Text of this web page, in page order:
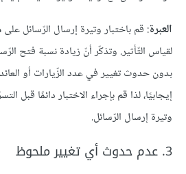
العبرة: قم باختبار وتيرة إرسال الرّسائل
لقياس التّأثير. وتذكّر أنّ زيادة نسبة فتح
بدون حدوث تغيير في عدد الزّيارات أو
إيجابيًا، لذا قم بإجراء الاختبار دائمًا قبل
وتيرة إرسال الرّسائل.
3. عدم حدوث أي تغيير ملحوظ